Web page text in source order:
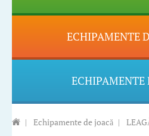
ECHIPAMENTE
ECHIPAMENTE
| Echipamente de joacă |